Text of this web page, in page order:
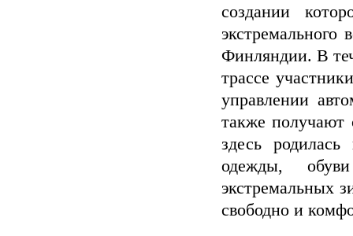
создании
экстремального
Финляндии. В
трассе
управлении
также получают
здесь родилась
одежды,
экстремальных
свободно и